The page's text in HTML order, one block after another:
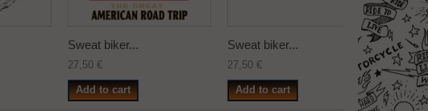
Sweat biker...
27,50 €
Add to cart
Sweat biker...
27,50 €
Add to cart
Sweat
27,50 €
Add